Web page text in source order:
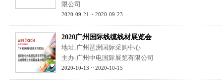
限公司
2020-09-21 ~ 2020-09-23
2020广州国际线缆线材展览会
地址:广州琶洲国际采购中心
主办:广州中电国际展览有限公司
2020-10-13 ~ 2020-10-15